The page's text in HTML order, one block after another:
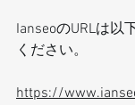
IanseoのURLは以
ください。
https://